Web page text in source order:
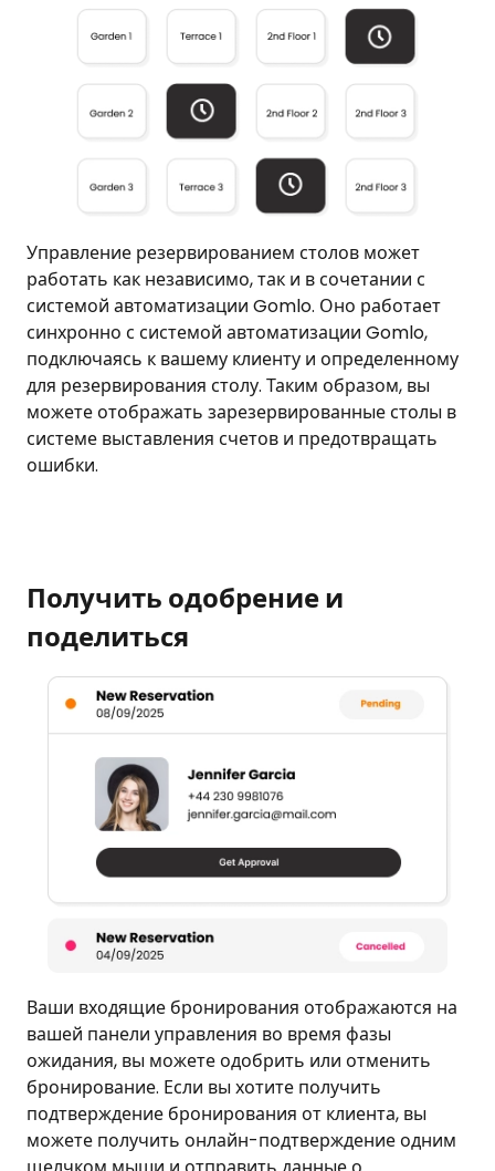
Управление резервированием столов может
работать как независимо, так и в сочетании с
системой автоматизации Gomlo. Оно работает
синхронно с системой автоматизации Gomlo,
подключаясь к вашему клиенту и определенному
для резервирования столу. Таким образом, вы
можете отображать зарезервированные столы в
системе выставления счетов и предотвращать
ошибки.
Получить одобрение и
поделиться
Ваши входящие бронирования отображаются на
вашей панели управления во время фазы
ожидания, вы можете одобрить или отменить
бронирование. Если вы хотите получить
подтверждение бронирования от клиента, вы
можете получить онлайн-подтверждение одним